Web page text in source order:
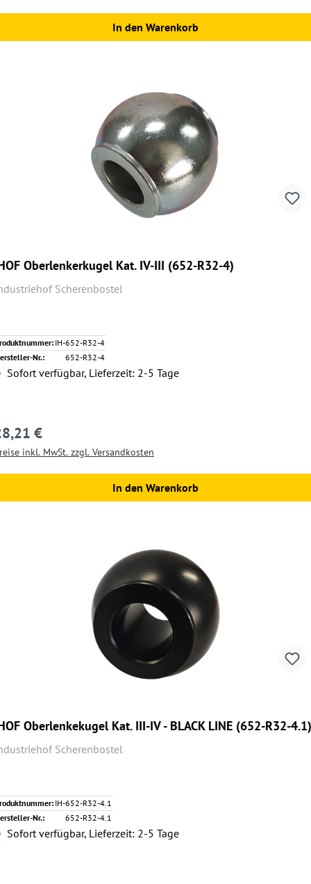
In den Warenkorb
Oberlenkerkugel Kat. IV-III (652-R32-4)
Scherenbostel
IH-652-R32-4
Nr.:
652-R32-4
Sofort verfügbar, Lieferzeit: 2-5 Tage
Preis:
€
inkl. MwSt. zzgl. Versandkosten
In den Warenkorb
Oberlenkekugel Kat. III-IV - BLACK LINE (652-R32-4.1)
Scherenbostel
IH-652-R32-4.1
Nr.:
652-R32-4.1
Sofort verfügbar, Lieferzeit: 2-5 Tage